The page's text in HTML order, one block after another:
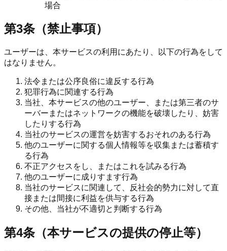
場合
第3条（禁止事項）
ユーザーは、本サービスの利用にあたり、以下の行為をして
はなりません。
法令または公序良俗に違反する行為
犯罪行為に関連する行為
当社、本サービスの他のユーザー、または第三者のサ
ーバーまたはネットワークの機能を破壊したり、妨害
したりする行為
当社のサービスの運営を妨害するおそれのある行為
他のユーザーに関する個人情報等を収集または蓄積す
る行為
不正アクセスをし、またはこれを試みる行為
他のユーザーに成りすます行為
当社のサービスに関連して、反社会的勢力に対して直
接または間接に利益を供与する行為
その他、当社が不適切と判断する行為
第4条（本サービスの提供の停止等）